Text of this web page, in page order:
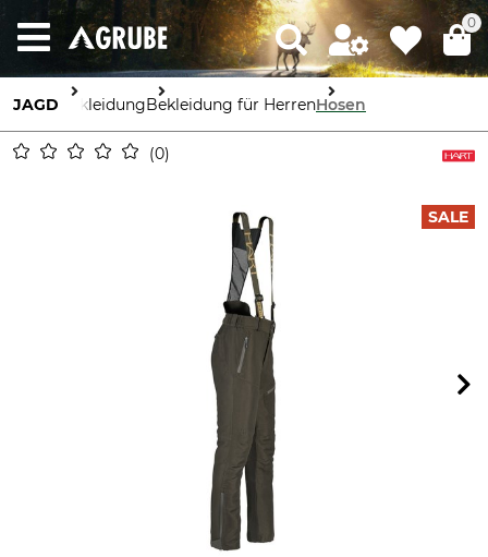
0
JAGD BekleidungBekleidung für HerrenHosen
0
SALE